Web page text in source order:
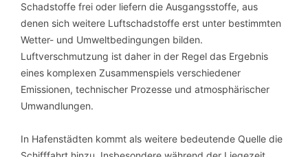
Schadstoffe frei oder liefern die Ausgangsstoffe, aus
denen sich weitere Luftschadstoffe erst unter bestimmten
Wetter- und Umweltbedingungen bilden.
Luftverschmutzung ist daher in der Regel das Ergebnis
eines komplexen Zusammenspiels verschiedener
Emissionen, technischer Prozesse und atmosphärischer
Umwandlungen.
In Hafenstädten kommt als weitere bedeutende Quelle die